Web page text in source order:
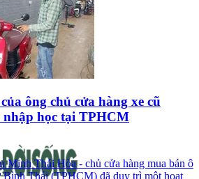
ông chủ cửa hàng xe cũ
nhập học tại TPHCM
Minh Thái Hòa - chủ cửa hàng mua bán ô
Bình Thái (TPHCM) đã duy trì một hoạt